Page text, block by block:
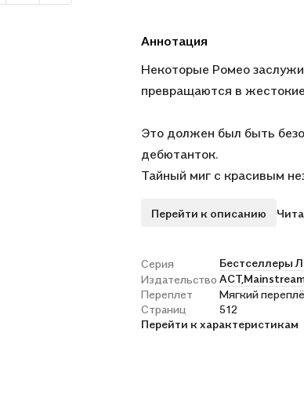
Аннотация
Некоторые Ромео
превращаются в
Это должен был быть
дебютанток.
Тайный миг с красивым
движет не любовь. Им
Невеста его соперника.
заслуживающий яда.
Темный принц, которому
думает, что я смирюсь со
Перейти к описанию
Серия
Бестселлеры
Издательство АСТ,
Переплет
Мягкий
Страниц
512
Перейти к характеристикам